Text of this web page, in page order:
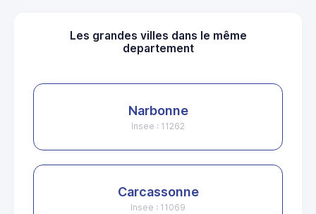
Les grandes villes dans le même
departement
Narbonne
Insee : 11262
Carcassonne
Insee : 11069